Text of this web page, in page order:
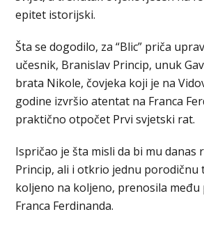
epitet istorijski.
Šta se dogodilo, za “Blic” priča
učesnik, Branislav Princip, unuk
brata Nikole, čovjeka koji je na
godine izvršio atentat na Franca
praktično otpočet Prvi svjetski rat.
Ispričao je šta misli da bi mu danas
Princip, ali i otkrio jednu porodičnu
koljeno na koljeno, prenosila među
Franca Ferdinanda.